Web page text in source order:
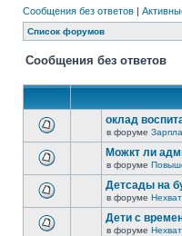
Сообщения без ответов |
Список форумов
Сообщения без ответов
оклад
в форуме
Можкт ли
в форуме
Детсады на
в форуме
Дети с
в форуме